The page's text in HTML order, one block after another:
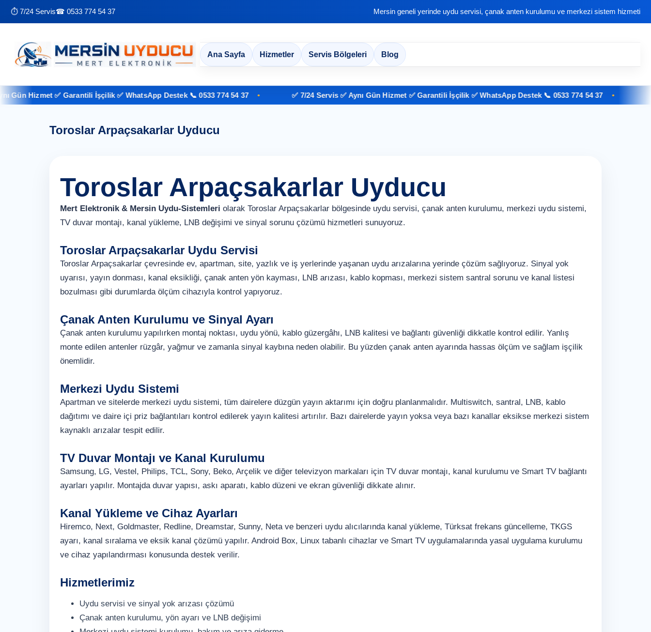
⏱ 7/24 Servis☎ 0533 774 54 37 Mersin geneli yerinde uydu servisi, çanak anten kurulumu ve merkezi sistem hizmeti
Ana Sayfa Hizmetler Servis Bölgeleri Blog
Hizmet ✅ Garantili İşçilik ✅ WhatsApp Destek 📞 0533 774 54 37 ✅ 7/24 Servis ✅ Aynı Gün Hizmet ✅ Garantili İşçilik ✅ WhatsApp Destek 📞 0533 774 54 37
Toroslar Arpaçsakarlar Uyducu
Toroslar Arpaçsakarlar Uyducu
Mert Elektronik & Mersin Uydu-Sistemleri olarak Toroslar Arpaçsakarlar bölgesinde uydu servisi, çanak anten kurulumu, merkezi uydu sistemi,
TV duvar montajı, kanal yükleme, LNB değişimi ve sinyal sorunu çözümü hizmetleri sunuyoruz.
Toroslar Arpaçsakarlar Uydu Servisi
Toroslar Arpaçsakarlar çevresinde ev, apartman, site, yazlık ve iş yerlerinde yaşanan uydu arızalarına yerinde çözüm sağlıyoruz. Sinyal yok
uyarısı, yayın donması, kanal eksikliği, çanak anten yön kayması, LNB arızası, kablo kopması, merkezi sistem santral sorunu ve kanal listesi
bozulması gibi durumlarda ölçüm cihazıyla kontrol yapıyoruz.
Çanak Anten Kurulumu ve Sinyal Ayarı
Çanak anten kurulumu yapılırken montaj noktası, uydu yönü, kablo güzergâhı, LNB kalitesi ve bağlantı güvenliği dikkatle kontrol edilir. Yanlış
monte edilen antenler rüzgâr, yağmur ve zamanla sinyal kaybına neden olabilir. Bu yüzden çanak anten ayarında hassas ölçüm ve sağlam işçilik
önemlidir.
Merkezi Uydu Sistemi
Apartman ve sitelerde merkezi uydu sistemi, tüm dairelere düzgün yayın aktarımı için doğru planlanmalıdır. Multiswitch, santral, LNB, kablo
dağıtımı ve daire içi priz bağlantıları kontrol edilerek yayın kalitesi artırılır. Bazı dairelerde yayın yoksa veya bazı kanallar eksikse merkezi sistem
kaynaklı arızalar tespit edilir.
TV Duvar Montajı ve Kanal Kurulumu
Samsung, LG, Vestel, Philips, TCL, Sony, Beko, Arçelik ve diğer televizyon markaları için TV duvar montajı, kanal kurulumu ve Smart TV bağlantı
ayarları yapılır. Montajda duvar yapısı, askı aparatı, kablo düzeni ve ekran güvenliği dikkate alınır.
Kanal Yükleme ve Cihaz Ayarları
Hiremco, Next, Goldmaster, Redline, Dreamstar, Sunny, Neta ve benzeri uydu alıcılarında kanal yükleme, Türksat frekans güncelleme, TKGS
ayarı, kanal sıralama ve eksik kanal çözümü yapılır. Android Box, Linux tabanlı cihazlar ve Smart TV uygulamalarında yasal uygulama kurulumu
ve cihaz yapılandırması konusunda destek verilir.
Hizmetlerimiz
Uydu servisi ve sinyal yok arızası çözümü
Çanak anten kurulumu, yön ayarı ve LNB değişimi